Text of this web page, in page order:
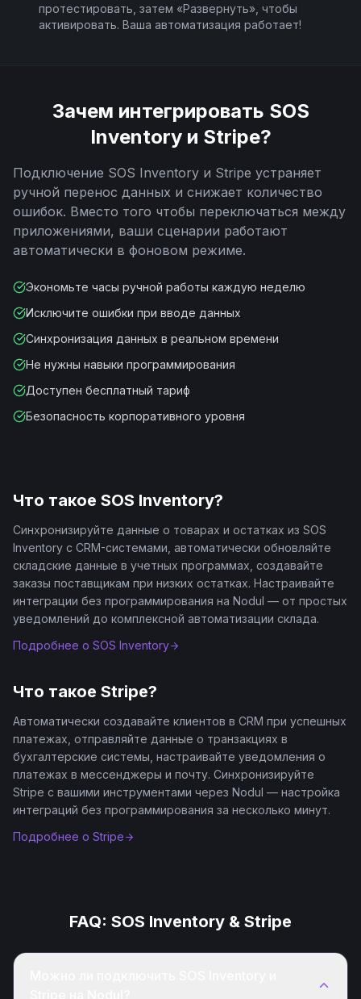
протестировать, затем «Развернуть», чтобы
активировать. Ваша автоматизация работает!
Зачем интегрировать SOS
Inventoryи Stripe?
Подключение SOS Inventory и Stripe устраняет
ручной перенос данных и снижает количество
ошибок. Вместо того чтобы переключаться между
приложениями, ваши сценарии работают
автоматически в фоновом режиме.
Экономьте часы ручной работы каждую неделю
Исключите ошибки при вводе данных
Синхронизация данных в реальном времени
Не нужны навыки программирования
Доступен бесплатный тариф
Безопасность корпоративного уровня
Что такое SOS Inventory?
Синхронизируйте данные о товарах и остатках из SOS
Inventory с CRM-системами, автоматически обновляйте
складские данные в учетных программах, создавайте
заказы поставщикам при низких остатках. Настраивайте
интеграции без программирования на Nodul — от простых
уведомлений до комплексной автоматизации склада.
Подробнее о SOS Inventory
Что такое Stripe?
Автоматически создавайте клиентов в CRM при успешных
платежах, отправляйте данные о транзакциях в
бухгалтерские системы, настраивайте уведомления о
платежах в мессенджеры и почту. Синхронизируйте
Stripe с вашими инструментами через Nodul — настройка
интеграций без программирования за несколько минут.
Подробнее о Stripe
FAQ: SOS Inventory & Stripe